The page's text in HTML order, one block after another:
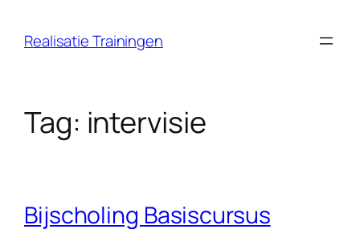
Realisatie Trainingen
Tag: intervisie
Bijscholing Basiscursus